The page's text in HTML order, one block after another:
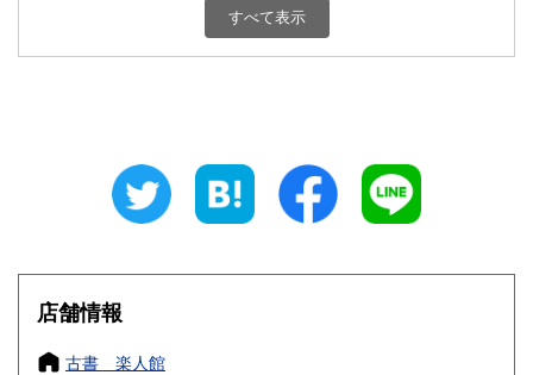
600円 三重県
大阪府
奈良県
すべて表示
店舗情報
古書 楽人館